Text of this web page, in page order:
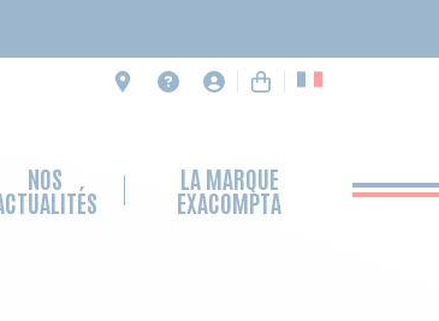
NOS LA MARQUE
EXACOMPTA